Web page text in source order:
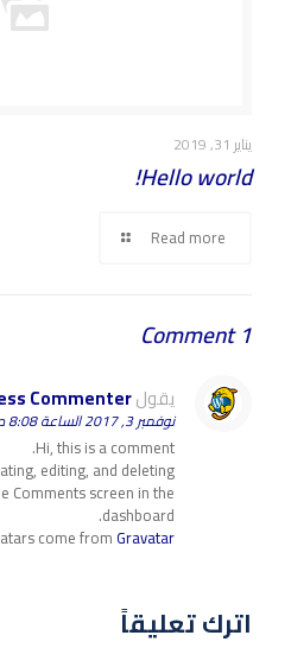
يناير 31, 2019
Hello world!
Read more
1 Comment
يقولCommenter
نوفمبر 3, 2017 الساعة 8:08 ص
Hi, this is a comment.
editing, and deleting
Comments screen in the
dashboard.
come fromGravatar
اترك تعليقاً